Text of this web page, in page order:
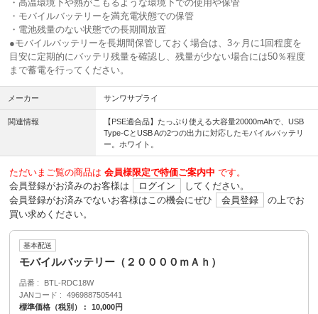
・高温環境下や熱がこもるような環境下での使用や保管
・モバイルバッテリーを満充電状態での保管
・電池残量のない状態での長期間放置
●モバイルバッテリーを長期間保管しておく場合は、3ヶ月に1回程度を
目安に定期的にバッテリ残量を確認し、残量が少ない場合には50％程度
まで蓄電を行ってください。
メーカー サンワサプライ
関連情報
【PSE適合品】たっぷり使える大容量20000mAhで、USB
Type-CとUSB Aの2つの出力に対応したモバイルバッテリ
ー。ホワイト。
ただいまご覧の商品は 会員様限定で特価ご案内中 です。
会員登録がお済みのお客様は
ログイン
してください。
会員登録がお済みでないお客様はこの機会にぜひ
会員登録
の上でお
買い求めください。
基本配送
モバイルバッテリー（２００００ｍＡｈ）
品番
BTL-RDC18W
JANコード
4969887505441
標準価格（税別）
10,000円